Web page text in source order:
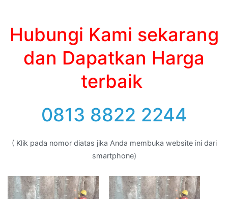
Hubungi Kami sekarang
dan Dapatkan Harga
terbaik
0813 8822 2244
( Klik pada nomor diatas jika Anda membuka website ini dari
smartphone)